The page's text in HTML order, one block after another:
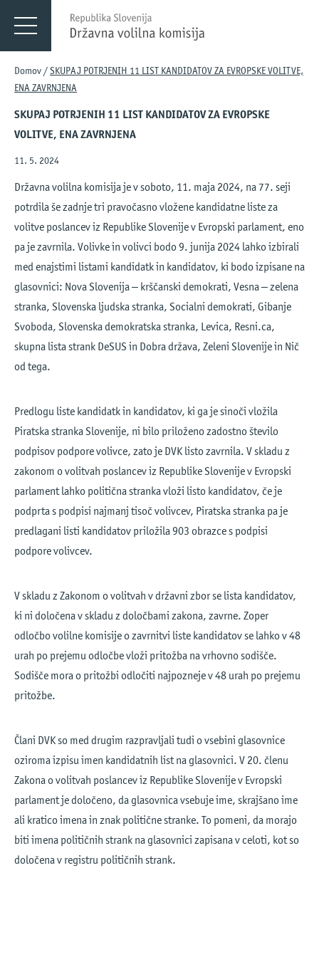
DVK
Domov /SKUPAJ POTRJENIH 11 LIST KANDIDATOV ZA EVROPSKE VOLITVE,
ENA ZAVRNJENA
SKUPAJ POTRJENIH 11 LIST KANDIDATOV ZA EVROPSKE
VOLITVE, ENA ZAVRNJENA
11. 5. 2024
Državna volilna komisija je v soboto, 11. maja 2024, na 77. seji
potrdila še zadnje tri pravočasno vložene kandidatne liste za
volitve poslancev iz Republike Slovenije v Evropski parlament, eno
pa je zavrnila. Volivke in volivci bodo 9. junija 2024 lahko izbirali
med enajstimi listami kandidatk in kandidatov, ki bodo izpisane na
glasovnici: Nova Slovenija – krščanski demokrati, Vesna – zelena
stranka, Slovenska ljudska stranka, Socialni demokrati, Gibanje
Svoboda, Slovenska demokratska stranka, Levica, Resni.ca,
skupna lista strank DeSUS in Dobra država, Zeleni Slovenije in Nič
od tega.
Predlogu liste kandidatk in kandidatov, ki ga je sinoči vložila
Piratska stranka Slovenije, ni bilo priloženo zadostno število
podpisov podpore volivce, zato je DVK listo zavrnila. V skladu z
zakonom o volitvah poslancev iz Republike Slovenije v Evropski
parlament lahko politična stranka vloži listo kandidatov, če je
podprta s podpisi najmanj tisoč volivcev, Piratska stranka pa je
predlagani listi kandidatov priložila 903 obrazce s podpisi
podpore volivcev.
V skladu z Zakonom o volitvah v državni zbor se lista kandidatov,
ki ni določena v skladu z določbami zakona, zavrne. Zoper
odločbo volilne komisije o zavrnitvi liste kandidatov se lahko v 48
urah po prejemu odločbe vloži pritožba na vrhovno sodišče.
Sodišče mora o pritožbi odločiti najpozneje v 48 urah po prejemu
pritožbe.
Člani DVK so med drugim razpravljali tudi o vsebini glasovnice
oziroma izpisu imen kandidatnih list na glasovnici. V 20. členu
Zakona o volitvah poslancev iz Republike Slovenije v Evropski
parlament je določeno, da glasovnica vsebuje ime, skrajšano ime
ali kratico imena in znak politične stranke. To pomeni, da morajo
biti imena političnih strank na glasovnici zapisana v celoti, kot so
določena v registru političnih strank.